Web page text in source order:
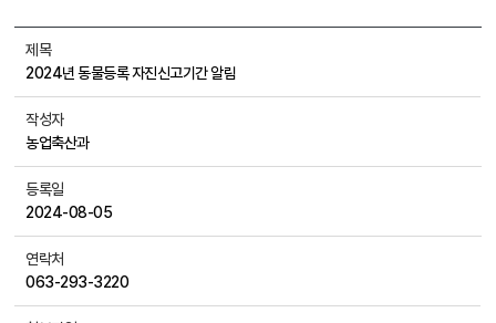
제목
2024년 동물등록 자진신고기간 알림
작성자
농업축산과
등록일
2024-08-05
연락처
063-293-3220